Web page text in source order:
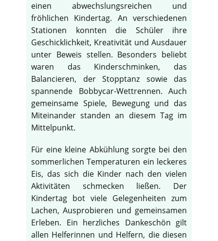
einen abwechslungsreichen und
fröhlichen Kindertag. An verschiedenen
Stationen konnten die Schüler ihre
Geschicklichkeit, Kreativität und Ausdauer
unter Beweis stellen. Besonders beliebt
waren das Kinderschminken, das
Balancieren, der Stopptanz sowie das
spannende Bobbycar-Wettrennen. Auch
gemeinsame Spiele, Bewegung und das
Miteinander standen an diesem Tag im
Mittelpunkt.
Für eine kleine Abkühlung sorgte bei den
sommerlichen Temperaturen ein leckeres
Eis, das sich die Kinder nach den vielen
Aktivitäten schmecken ließen. Der
Kindertag bot viele Gelegenheiten zum
Lachen, Ausprobieren und gemeinsamen
Erleben. Ein herzliches Dankeschön gilt
allen Helferinnen und Helfern, die diesen